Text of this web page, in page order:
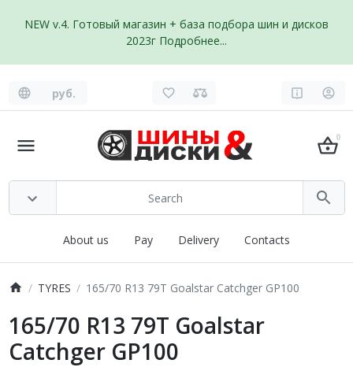
NEW v.4. Готовый магазин + база подбора шин и дисков
2023г Подробнее...
руб.
0
About us Pay Delivery Contacts
TYRES 165/70 R13 79T Goalstar Catchger GP100
165/70 R13 79T Goalstar
Catchger GP100